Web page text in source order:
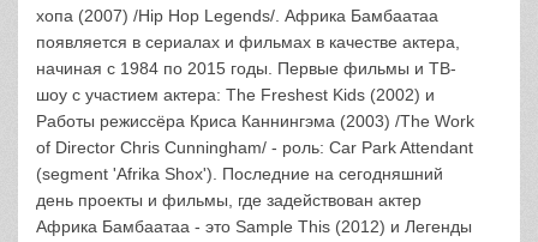
хопа (2007) /Hip Hop Legends/. Африка Бамбаатаа
появляется в сериалах и фильмах в качестве актера,
начиная с 1984 по 2015 годы. Первые фильмы и ТВ-
шоу с участием актера: The Freshest Kids (2002) и
Работы режиссёра Криса Каннингэма (2003) /The Work
of Director Chris Cunningham/ - роль: Car Park Attendant
(segment 'Afrika Shox'). Последние на сегодняшний
день проекты и фильмы, где задействован актер
Африка Бамбаатаа - это Sample This (2012) и Легенды